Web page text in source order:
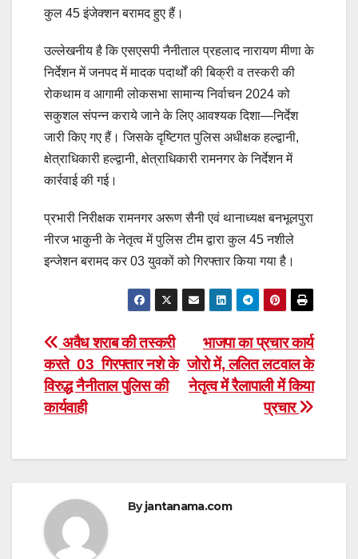
कुल 45 इंजेक्शन बरामद हुए हैं।
उल्लेखनीय है कि एसएसपी नैनीताल प्रहलाद नारायण मीणा के
निर्देशन में जनपद में मादक पदार्थों की बिक्री व तस्करी की
रोकथाम व आगामी लोकसभा सामान्य निर्वाचन 2024 को
सकुशल संपन्न कराये जाने के लिए आवश्यक दिशा—निर्देश
जारी किए गए हैं। जिसके दृष्टिगत पुलिस अधीक्षक हल्द्वानी,
क्षेत्राधिकारी हल्द्वानी, क्षेत्राधिकारी रामनगर के निर्देशन में
कार्रवाई की गई।
प्रभारी निरीक्षक रामनगर अरूण सैनी एवं थानाध्यक्ष बनभूलपुरा
नीरज भाकुनी के नेतृत्व में पुलिस टीम द्वारा कुल 45 नशीले
इन्जेशन बरामद कर 03 युवकों को गिरफ्तार किया गया है।
Post
navigation
भाजपा का प्रचार कार्य
जोरो में, ललित लटवाल के
नेतृत्व में रैलापाली में किया
प्रचार
अवैध शराब की तस्करी
करते 03 गिरफ्तार नशे के
विरुद्ध नैनीताल पुलिस की
कार्यवाही
Byjantanama.com